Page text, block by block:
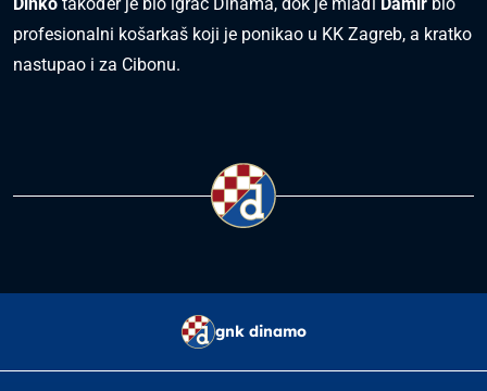
Dinko također je bio igrač Dinama, dok je mlađi Damir bio
profesionalni košarkaš koji je ponikao u KK Zagreb, a kratko
nastupao i za Cibonu.
gnk dinamo